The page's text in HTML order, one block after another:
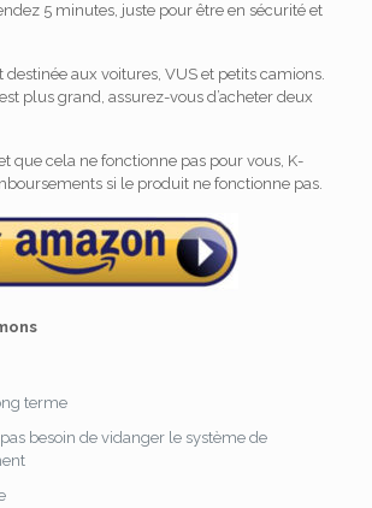
5 minutes, juste pour être en sécurité et
destinée aux voitures, VUS et petits camions.
plus grand, assurez-vous d’acheter deux
que cela ne fonctionne pas pour vous, K-
si le produit ne fonctionne pas.
terme
pas besoin de vidanger le système de